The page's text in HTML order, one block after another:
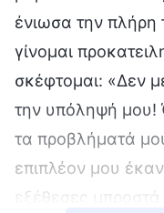
ένιωσα την πλήρη
γίνομαι
σκέφτομαι: «Δεν
την υπόληψή μου!
τα προβλήματά
επιπλέον μου
εξέθεσες